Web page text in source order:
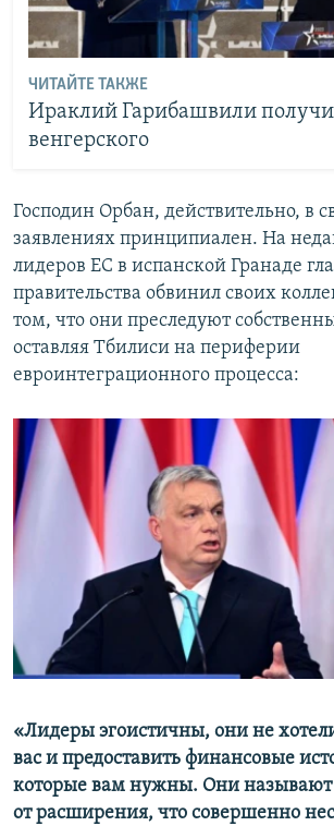
ЧИТАЙТЕ ТАКЖЕ
Ираклий Гарибашвили
венгерского
Господин Орбан, действительно, в
заявлениях принципиален. На
лидеров ЕС в испанской Гранаде
правительства обвинил своих
том, что они преследуют
оставляя Тбилиси на периферии
евроинтеграционного процесса:
«Лидеры эгоистичны, они не
вас и предоставить финансовые
которые вам нужны. Они называют
от расширения, что совершенно